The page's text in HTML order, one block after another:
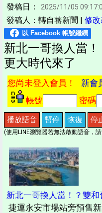
發稿日： 2025/11/05
發稿人：轉自蕃新聞 | 修
新北一哥換人當
更大時代來了
您尚未登入會員！ 新會
帳號
密碼
播放語音 暫停 恢復 停
(使用LINE瀏覽器若無法啟動語音，
新北一哥換人當！？雙
捷運永安市場站旁預售